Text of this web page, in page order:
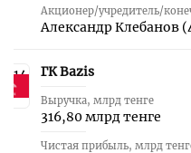
Акционер/учредитель/
Александр Клебанов
14 ГК Bazis
Выручка, млрд тенге
316,80 млрд тенге
Чистая прибыль, млрд